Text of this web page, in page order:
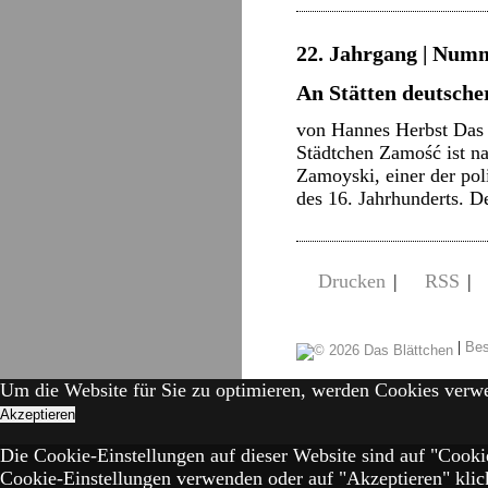
22. Jahrgang |
An Stätten
von Hannes Herbst
Städtchen Zamość ist
Zamoyski, einer der
des 16. Jahrhunderts.
Drucken | RSS |
|
Um die Website für Sie zu optimieren, werden Cookies
Akzeptieren
Die Cookie-Einstellungen auf dieser Website sind auf
Cookie-Einstellungen verwenden oder auf "Akzeptieren"